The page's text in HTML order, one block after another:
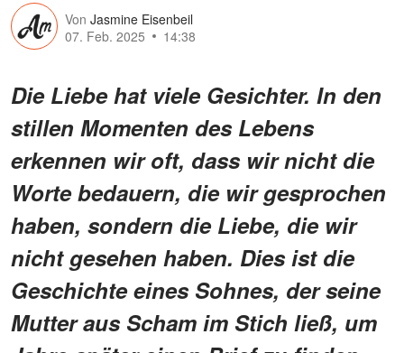
Von Jasmine Eisenbeil
07. Feb. 2025
14:38
Die Liebe hat viele Gesichter. In den
stillen Momenten des Lebens
erkennen wir oft, dass wir nicht die
Worte bedauern, die wir gesprochen
haben, sondern die Liebe, die wir
nicht gesehen haben. Dies ist die
Geschichte eines Sohnes, der seine
Mutter aus Scham im Stich ließ, um